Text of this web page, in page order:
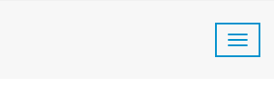
+370 681 62157